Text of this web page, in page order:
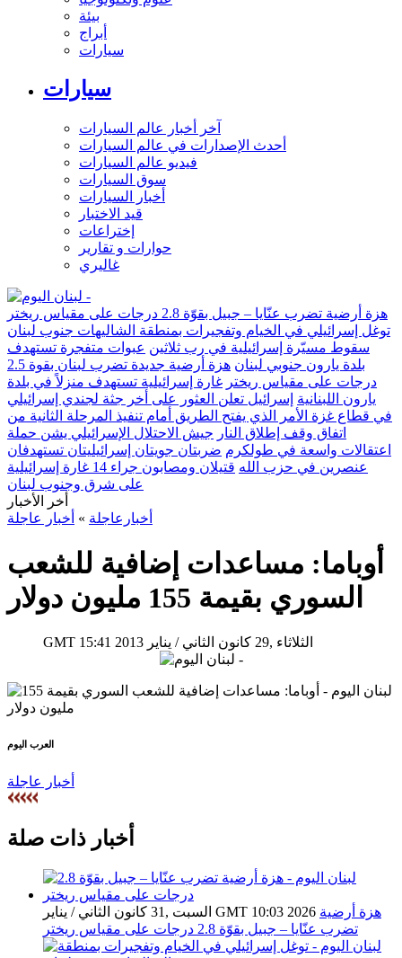
بيئة
أبراج
سيارات
سيارات
آخر أخبار عالم السيارات
أحدث الإصدارات في عالم السيارات
فيديو عالم السيارات
سوق السيارات
أخبار السيارات
قيد الاختبار
إختراعات
حوارات و تقارير
غاليري
هزة أرضية تضرب عنّايا – جبيل بقوّة 2.8 درجات على مقياس ريختر
توغل إسرائيلي في الخيام وتفجيرات بمنطقة الشاليهات جنوب لبنان
سقوط مسيّرة إسرائيلية في رب ثلاثين عبوات متفجرة تستهدف
بلدة يارون جنوبي لبنان
هزة أرضية جديدة تضرب لبنان بقوة 2.5
درجات على مقياس ريختر غارة إسرائيلية تستهدف منزلاً في بلدة
يارون اللبنانية إسرائيل تعلن العثور على أخر جثة لجندي إسرائيلي
في قطاع غزة الأمر الذي يفتح الطريق أمام تنفيذ المرحلة الثانية من
اتفاق وقف إطلاق النار جيش الاحتلال الإسرائيلي يشن حملة
اعتقالات واسعة في طولكرم ضربتان جويتان إسرائيليتان تستهدفان
عنصرين في حزب الله
قتيلان ومصابون جراء 14 غارة إسرائيلية
على شرق وجنوب لبنان
أخر الأخبار
أخبارعاجلة » أخبار عاجلة
أوباما: مساعدات إضافية للشعب
السوري بقيمة 155 مليون دولار
GMT 15:41 2013 الثلاثاء ,29 كانون الثاني / يناير
العرب اليوم
أخبار عاجلة
أخبار ذات صلة
السبت ,31 كانون الثاني / يناير GMT 10:03 2026 هزة أرضية
تضرب عنّايا – جبيل بقوّة 2.8 درجات على مقياس ريختر